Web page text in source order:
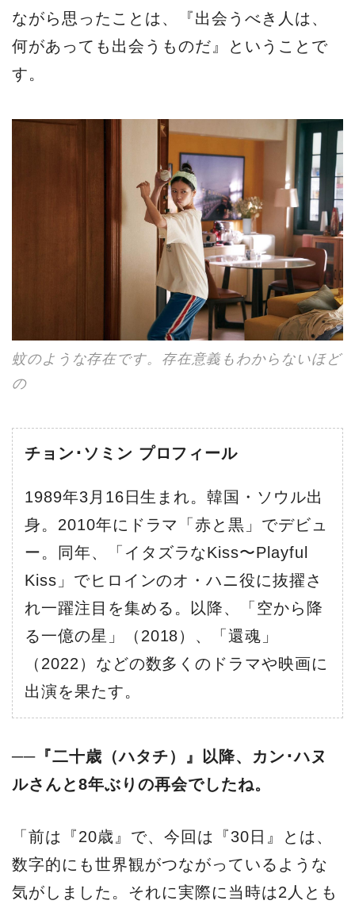
ながら思ったことは、『出会うべき人は、
何があっても出会うものだ』ということで
す。
蚊のような存在です。存在意義もわからないほど
の
チョン･ソミン プロフィール
1989年3月16日生まれ。韓国・ソウル出
身。2010年にドラマ「赤と黒」でデビュ
ー。同年、「イタズラなKiss〜Playful
Kiss」でヒロインのオ・ハニ役に抜擢さ
れ一躍注目を集める。以降、「空から降
る一億の星」（2018）、「還魂」
（2022）などの数多くのドラマや映画に
出演を果たす。
──『二十歳（ハタチ）』以降、カン･ハヌ
ルさんと8年ぶりの再会でしたね。
「前は『20歳』で、今回は『30日』とは、
数字的にも世界観がつながっているような
気がしました。それに実際に当時は2人とも